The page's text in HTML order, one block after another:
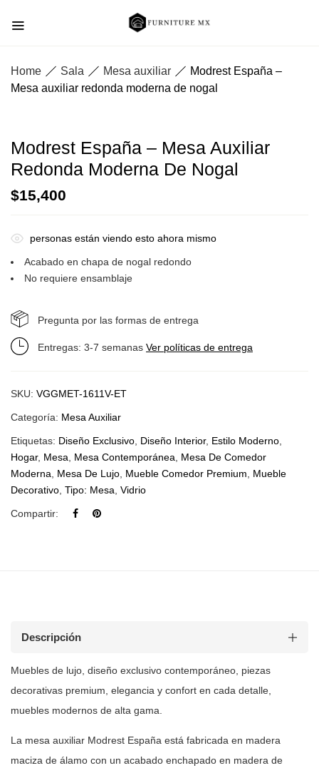
Home Sala Mesa auxiliar
Modrest España –
Mesa auxiliar redonda moderna de nogal
Modrest España – Mesa Auxiliar
Redonda Moderna De Nogal
$15,400
personas están viendo esto ahora mismo
Acabado en chapa de nogal redondo
No requiere ensamblaje
Pregunta por las formas de entrega
Entregas: 3-7 semanas Ver políticas de entrega
SKU: VGGMET-1611V-ET
Categoría: Mesa Auxiliar
Etiquetas: Diseño Exclusivo Diseño Interior, Estilo Moderno
Hogar, Mesa Mesa Contemporánea
Mesa De Comedor
Moderna
Mesa De Lujo Mueble Comedor Premium
Mueble
Decorativo Tipo: Mesa Vidrio
Compartir:
Descripción
Muebles de lujo, diseño exclusivo contemporáneo, piezas
decorativas premium, elegancia y confort en cada detalle,
muebles modernos de alta gama.
La mesa auxiliar Modrest España está fabricada en madera
maciza de álamo con un acabado enchapado en madera de